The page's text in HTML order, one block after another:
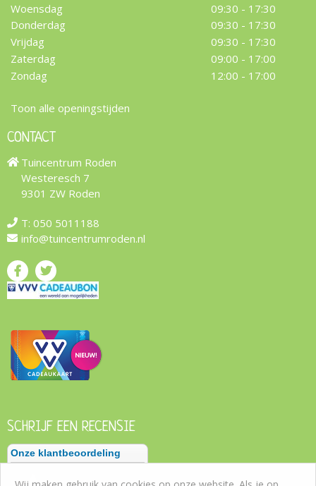
Woensdag
09:30 - 17:30
Donderdag
09:30 - 17:30
Vrijdag
09:30 - 17:30
Zaterdag
09:00 - 17:00
Zondag
12:00 - 17:00
Toon alle openingstijden
CONTACT
Tuincentrum Roden
Westeresch 7
9301 ZW Roden
T: 050 5011188
info@tuincentrumroden.nl
SCHRIJF EEN RECENSIE